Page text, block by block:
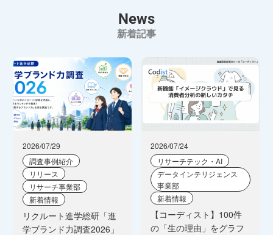
News
新着記事
2026/07/29
調査事例紹介
リリース
リサーチ事業部
新着情報
リクルート進学総研「進
学ブランド力調査2026」
2026/07/24
リサーチテック・AI
データインテリジェンス
事業部
新着情報
【コーディスト】100件
の「生の理由」をグラフ